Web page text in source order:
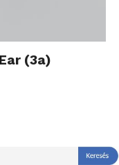
(3a)